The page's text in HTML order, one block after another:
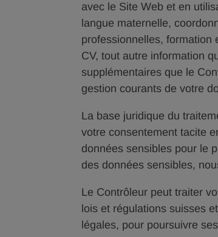
avec le Site Web et en
langue maternelle,
professionnelles, formation
CV, tout autre information
supplémentaires que le
gestion courants de votre
La base juridique du
votre consentement tacite
données sensibles pour le
des données sensibles,
Le Contrôleur peut traiter
lois et régulations suisses
légales, pour poursuivre